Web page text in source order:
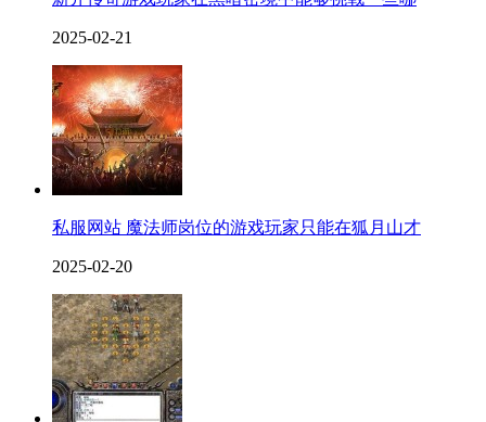
2025-02-21
私服网站 魔法师岗位的游戏玩家只能在狐月山才
2025-02-20